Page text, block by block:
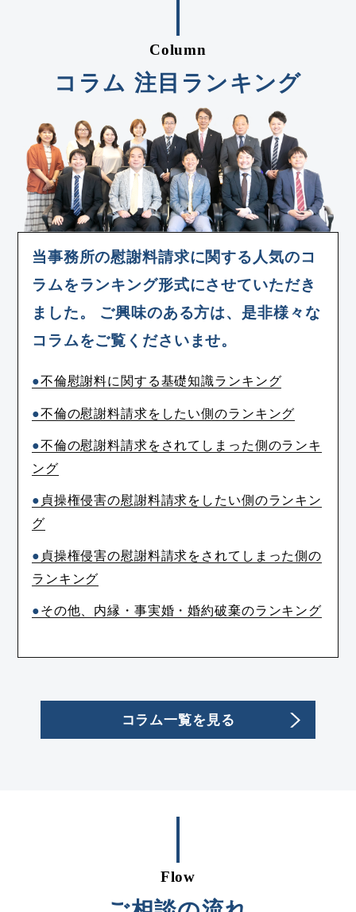
当事務所でも、ご依頼者様のお気持ちやご希望を
丁寧にお伺いしたうえで、それぞれのご事情に応
じた解決を目指して対応しております。
また、当事務所は、慰謝料請求に関するご相談を
継続的に取り扱っており、地域に根ざした法律事
務所として、身近で相談しやすい存在でありたい
と考えております。
現在、当事務所では、難波、梅田、堺、岸和田、
神戸の5拠点でご相談に対応しておりますので、お
だけます。
また、来所が難しい場合には、お電話でのご相談
についてもご案内しております。
慰謝料の問題は、できるだけ早い段階で状況を整
理することが大切です。
交渉の進め方や請求の見通し、今後取るべき対応
について、できる限りわかりやすくご説明するよ
う努めております。
談ください。
Column
コラム 注目ランキング
当事務所の慰謝料請求に関する人気のコ
ラムをランキング形式にさせていただき
ました。
ご興味のある方は、是非様々な
コラムをご覧くださいませ。
不倫慰謝料に関する基礎知識ランキング
不倫の慰謝料請求をしたい側のランキング
不倫の慰謝料請求をされてしまった側のランキ
ング
貞操権侵害の慰謝料請求をしたい側のランキン
グ
貞操権侵害の慰謝料請求をされてしまった側の
ランキング
その他、内縁・事実婚・婚約破棄のランキング
コラム一覧を見る
Flow